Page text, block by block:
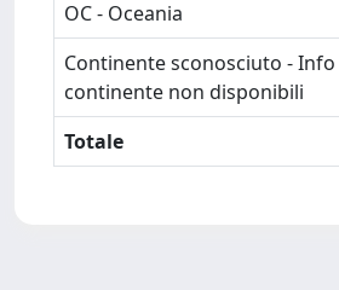
OC - Oceania
Continente sconosciuto - Info
continente non disponibili
Totale